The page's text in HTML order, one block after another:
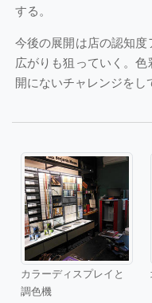
する。
今後の展開は店の認知
広がりも狙っていく。
開にないチャレンジをし
カラーディスプレイと
調色機